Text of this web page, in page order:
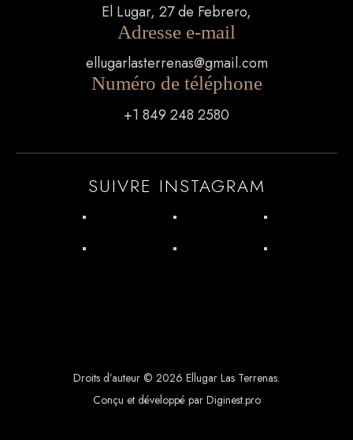
El Lugar, 27 de Febrero,
Adresse e-mail
ellugarlasterrenas@gmail.com
Numéro de téléphone
+1 849 248 2580
SUIVRE INSTAGRAM
Droits d’auteur © 2026 Ellugar Las Terrenas.
Conçu et développé par Diginest.pro